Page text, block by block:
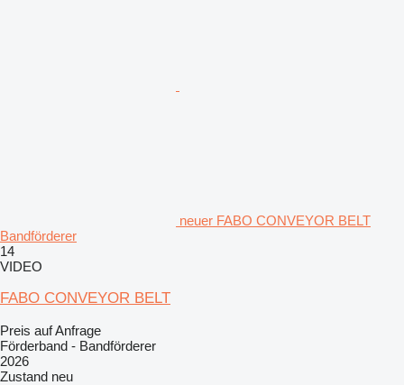
neuer FABO CONVEYOR BELT
Bandförderer
14
VIDEO
FABO CONVEYOR BELT
Preis auf Anfrage
Förderband - Bandförderer
2026
Zustand neu